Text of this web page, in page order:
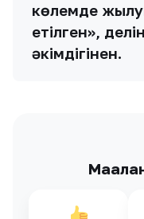
көлемде
етілген»,
әкімдігінен.